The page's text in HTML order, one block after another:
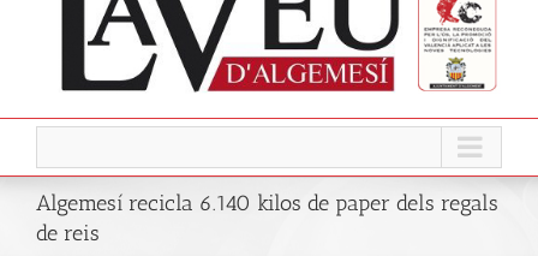
Algemesí recicla 6.140 kilos de paper dels regals
de reis